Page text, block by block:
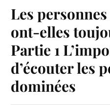
Les
ont-elles
Partie 1
d’écouter les
dominées